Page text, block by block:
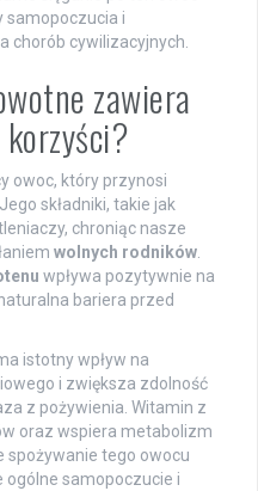
samopoczucia i
chorób cywilizacyjnych.
zawiera
owoc, który przynosi
. Jego składniki, takie jak
chroniąc nasze
wolnych rodników
wpływa pozytywnie na
bariera przed
istotny wpływ na
i zwiększa zdolność
z pożywienia. Witamin z
oraz wspiera metabolizm
spożywanie tego owocu
samopoczucie i